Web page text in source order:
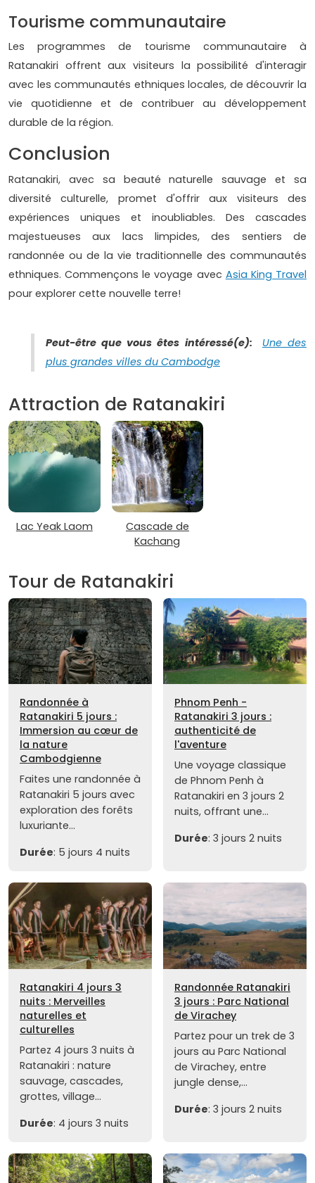
Tourisme communautaire
Les programmes de tourisme communautaire à
Ratanakiri offrent aux visiteurs la possibilité d'interagir
avec les communautés ethniques locales, de découvrir la
vie quotidienne et de contribuer au développement
durable de la région.
Conclusion
Ratanakiri, avec sa beauté naturelle sauvage et sa
diversité culturelle, promet d'offrir aux visiteurs des
expériences uniques et inoubliables. Des cascades
majestueuses aux lacs limpides, des sentiers de
randonnée ou de la vie traditionnelle des communautés
ethniques. Commençons le voyage avec Asia King Travel
pour explorer cette nouvelle terre!
Peut-être que vous êtes intéressé(e): Une des
plus grandes villes du Cambodge
Attraction de Ratanakiri
Lac Yeak Laom
Cascade de
Kachang
Tour de Ratanakiri
Randonnée à
Ratanakiri 5 jours :
Immersion au cœur de
la nature
Cambodgienne
Faites une randonnée à
Ratanakiri 5 jours avec
exploration des forêts
luxuriante...
Durée: 5 jours 4 nuits
Phnom Penh -
Ratanakiri 3 jours :
authenticité de
l'aventure
Une voyage classique
de Phnom Penh à
Ratanakiri en 3 jours 2
nuits, offrant une...
Durée: 3 jours 2 nuits
Ratanakiri 4 jours 3
nuits : Merveilles
naturelles et
culturelles
Partez 4 jours 3 nuits à
Ratanakiri : nature
sauvage, cascades,
grottes, village...
Durée: 4 jours 3 nuits
Randonnée Ratanakiri
3 jours : Parc National
de Virachey
Partez pour un trek de 3
jours au Parc National
de Virachey, entre
jungle dense,...
Durée: 3 jours 2 nuits